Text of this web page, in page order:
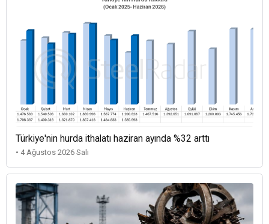
Türkiye'nin hurda ithalatı haziran ayında %32 arttı
• 4 Ağustos 2026 Salı